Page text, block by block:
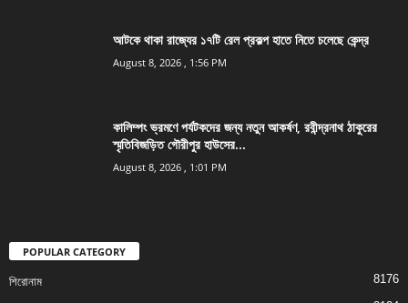
আটকে থাকা রাজ্যের ১৭টি রেল প্রকল্প হাতে নিতে চলেছে কেন্দ্র
August 8, 2026 , 1:56 PM
কালিম্পং ভ্রমণে পর্যটকদের জন্য নতুন আকর্ষণ, রবীন্দ্রনাথ ঠাকুরের
স্মৃতিবিজড়িত গৌরীপুর হাউসের...
August 8, 2026 , 1:01 PM
POPULAR CATEGORY
শিরোনাম 8176